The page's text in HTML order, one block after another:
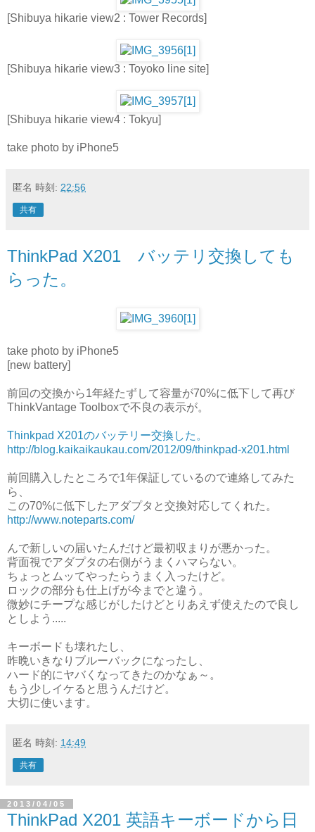
[Shibuya hikarie view2 : Tower Records]
[Shibuya hikarie view3 : Toyoko line site]
[Shibuya hikarie view4 : Tokyu]
take photo by iPhone5
匿名 時刻: 22:56
共有
ThinkPad X201 バッテリ交換しても
らった。
take photo by iPhone5
[new battery]
前回の交換から1年経たずして容量が70%に低下して再び
ThinkVantage Toolboxで不良の表示が。
Thinkpad X201のバッテリー交換した。
http://blog.kaikaikaukau.com/2012/09/thinkpad-x201.html
前回購入したところで1年保証しているので連絡してみた
ら、
この70%に低下したアダプタと交換対応してくれた。
http://www.noteparts.com/
んで新しいの届いたんだけど最初収まりが悪かった。
背面視でアダプタの右側がうまくハマらない。
ちょっとムッてやったらうまく入ったけど。
ロックの部分も仕上げが今までと違う。
微妙にチープな感じがしたけどとりあえず使えたので良し
としよう.....
キーボードも壊れたし、
昨晩いきなりブルーバックになったし、
ハード的にヤバくなってきたのかなぁ～。
もう少しイケると思うんだけど。
大切に使います。
匿名 時刻: 14:49
共有
2013/04/05
ThinkPad X201 英語キーボードから日